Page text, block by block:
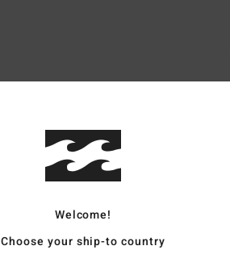
Welcome!
Choose your ship-to country